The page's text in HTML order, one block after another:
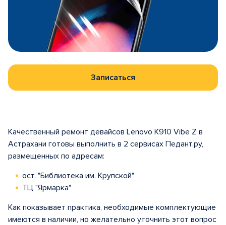
Записаться
Качественный ремонт девайсов Lenovo K910 Vibe Z в
Астрахани готовы выполнить в 2 сервисах Педант.ру,
размещенных по адресам:
ост. "Библиотека им. Крупской"
ТЦ "Ярмарка"
Как показывает практика, необходимые комплектующие
имеются в наличии, но желательно уточнить этот вопрос